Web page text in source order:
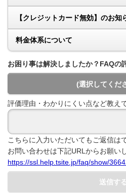
【クレジットカード無効】のお知
料金体系について
お困り事は解決しましたか？FAQの
(選択してくだ
評価理由・わかりにくい点など教え
こちらに入力いただいてもご返信は
お問い合わせは下記URLからお願い
https://ssl.help.tsite.jp/faq/show/
送信する